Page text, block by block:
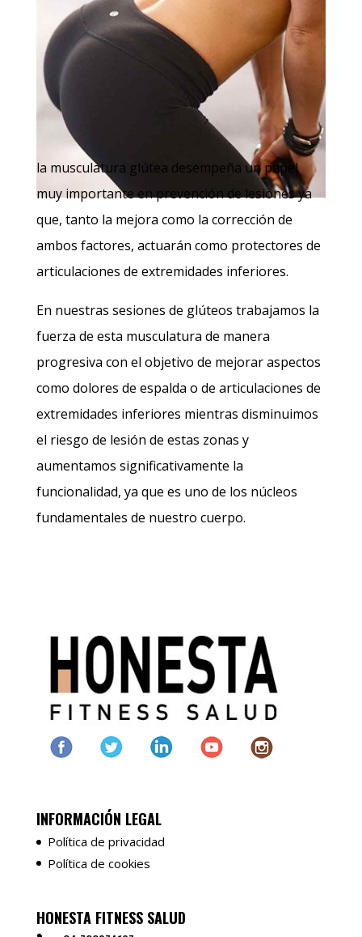
la musculatura glútea desempeña un papel
muy importante en prevención de lesiones ya
que, tanto la mejora como la corrección de
ambos factores, actuarán como protectores de
articulaciones de extremidades inferiores.
En nuestras sesiones de glúteos trabajamos la
fuerza de esta musculatura de manera
progresiva con el objetivo de mejorar aspectos
como dolores de espalda o de articulaciones de
extremidades inferiores mientras disminuimos
el riesgo de lesión de estas zonas y
aumentamos significativamente la
funcionalidad, ya que es uno de los núcleos
fundamentales de nuestro cuerpo.
INFORMACIÓN LEGAL
Política de privacidad
Política de cookies
HONESTA FITNESS SALUD